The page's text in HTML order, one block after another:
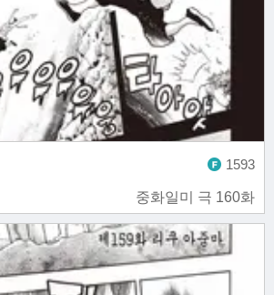
중화일미 극 160화
1593